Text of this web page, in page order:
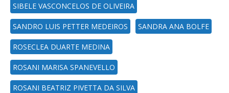
SIBELE VASCONCELOS DE OLIVEIRA
SANDRO LUIS PETTER MEDEIROS SANDRA ANA BOLFE
ROSECLEA DUARTE MEDINA
ROSANI MARISA SPANEVELLO
ROSANI BEATRIZ PIVETTA DA SILVA